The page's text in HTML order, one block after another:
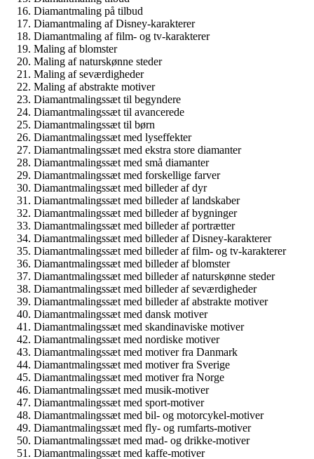
Diamantmaling på tilbud
Diamantmaling af Disney-karakterer
Diamantmaling af film- og tv-karakterer
Maling af blomster
Maling af naturskønne steder
Maling af seværdigheder
Maling af abstrakte motiver
Diamantmalingssæt til begyndere
Diamantmalingssæt til avancerede
Diamantmalingssæt til børn
Diamantmalingssæt med lyseffekter
Diamantmalingssæt med ekstra store diamanter
Diamantmalingssæt med små diamanter
Diamantmalingssæt med forskellige farver
Diamantmalingssæt med billeder af dyr
Diamantmalingssæt med billeder af landskaber
Diamantmalingssæt med billeder af bygninger
Diamantmalingssæt med billeder af portrætter
Diamantmalingssæt med billeder af Disney-karakterer
Diamantmalingssæt med billeder af film- og tv-karakterer
Diamantmalingssæt med billeder af blomster
Diamantmalingssæt med billeder af naturskønne steder
Diamantmalingssæt med billeder af seværdigheder
Diamantmalingssæt med billeder af abstrakte motiver
Diamantmalingssæt med dansk motiver
Diamantmalingssæt med skandinaviske motiver
Diamantmalingssæt med nordiske motiver
Diamantmalingssæt med motiver fra Danmark
Diamantmalingssæt med motiver fra Sverige
Diamantmalingssæt med motiver fra Norge
Diamantmalingssæt med musik-motiver
Diamantmalingssæt med sport-motiver
Diamantmalingssæt med bil- og motorcykel-motiver
Diamantmalingssæt med fly- og rumfarts-motiver
Diamantmalingssæt med mad- og drikke-motiver
Diamantmalingssæt med kaffe-motiver